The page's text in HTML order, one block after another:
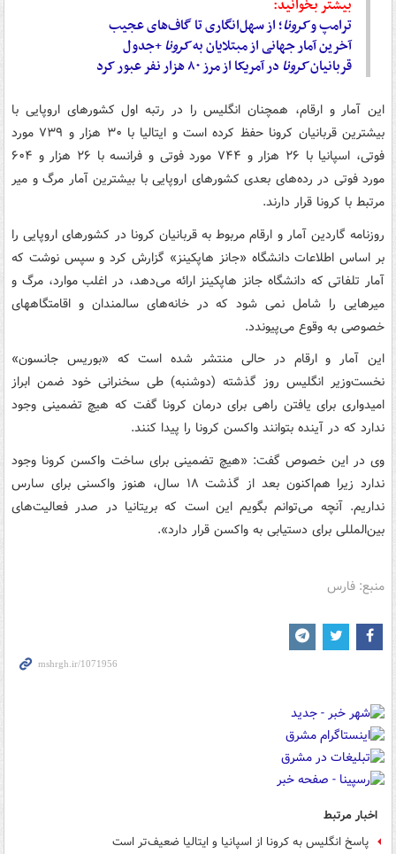
بیشتر بخوانید:
ترامپ وکرونا؛ از سهل‌انگاری تا گاف‌های عجیب
آخرین آمار جهانی از مبتلایان بهکرونا+جدول
قربانیانکرونادر آمریکا از مرز ۸۰ هزار نفر عبور کرد
این آمار و ارقام، همچنان انگلیس را در رتبه اول کشورهای اروپایی با
بیشترین قربانیان کرونا حفظ کرده است و ایتالیا با ۳۰ هزار و ۷۳۹ مورد
فوتی، اسپانیا با ۲۶ هزار و ۷۴۴ مورد فوتی و فرانسه با ۲۶ هزار و ۶۰۴
مورد فوتی در رده‌های بعدی کشورهای اروپایی با بیشترین آمار مرگ و میر
مرتبط با کرونا قرار دارند.
روزنامه گاردین آمار و ارقام مربوط به قربانیان کرونا در کشورهای اروپایی را
بر اساس اطلاعات دانشگاه «جانز هاپکینز» گزارش کرد و سپس نوشت که
آمار تلفاتی که دانشگاه جانز هاپکینز ارائه می‌دهد، در اغلب موارد، مرگ و
میرهایی را شامل نمی شود که در خانه‌های سالمندان و اقامتگاههای
خصوصی به وقوع می‌پیوندد.
این آمار و ارقام در حالی منتشر شده است که «بوریس جانسون»
نخست‌وزیر انگلیس روز گذشته (دوشنبه) طی سخنرانی خود ضمن ابراز
امیدواری برای یافتن راهی برای درمان کرونا گفت که هیچ تضمینی وجود
ندارد که در آینده بتوانند واکسن کرونا را پیدا کنند.
وی در این خصوص گفت: «هیچ تضمینی برای ساخت واکسن کرونا وجود
ندارد زیرا هم‌اکنون بعد از گذشت ۱۸ سال، هنوز واکسنی برای سارس
نداریم. آنچه می‌توانم بگویم این است که بریتانیا در صدر فعالیت‌های
بین‌المللی برای دستیابی به واکسن قرار دارد».
منبع: فارس
اخبار مرتبط
پاسخ انگلیس به کرونا از اسپانیا و ایتالیا ضعیف‌تر است